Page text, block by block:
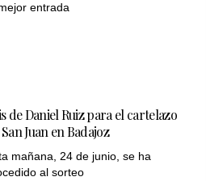
entrada
de Daniel Ruiz para el cartelazo
Juan en Badajoz
mañana, 24 de junio, se ha
al sorteo